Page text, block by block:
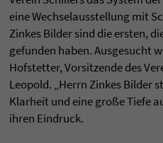
eine Wechselausstellung mit
Zinkes Bilder sind die ersten,
gefunden haben. Ausgesucht
Hofstetter, Vorsitzende des
Leopold. „Herrn Zinkes Bilder
Klarheit und eine große Tiefe
ihren Eindruck.